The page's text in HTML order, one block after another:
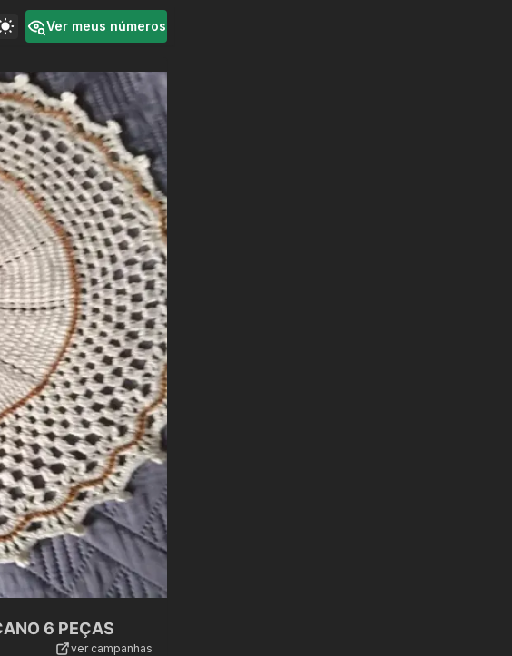
Ver meus números
6 PEÇAS
ver campanhas